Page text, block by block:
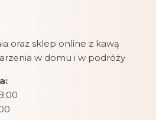
oraz sklep online z kawą
w domu i w podróży